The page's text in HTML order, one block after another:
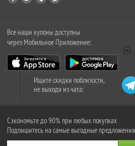
Все наши купоны доступны
через Мобильное Приложение:
Ищите скидки поблизости,
не выходя из чата:
Сэкономьте до 90% при любых покупках
Подпишитесь на самые выгодные предложения